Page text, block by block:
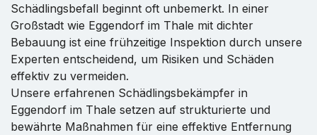
Schädlingsbefall beginnt oft unbemerkt. In einer
Großstadt wie Eggendorf im Thale mit dichter
Bebauung ist eine frühzeitige Inspektion durch unsere
Experten entscheidend, um Risiken und Schäden
effektiv zu vermeiden.
Unsere erfahrenen Schädlingsbekämpfer in
Eggendorf im Thale setzen auf strukturierte und
bewährte Maßnahmen für eine effektive Entfernung